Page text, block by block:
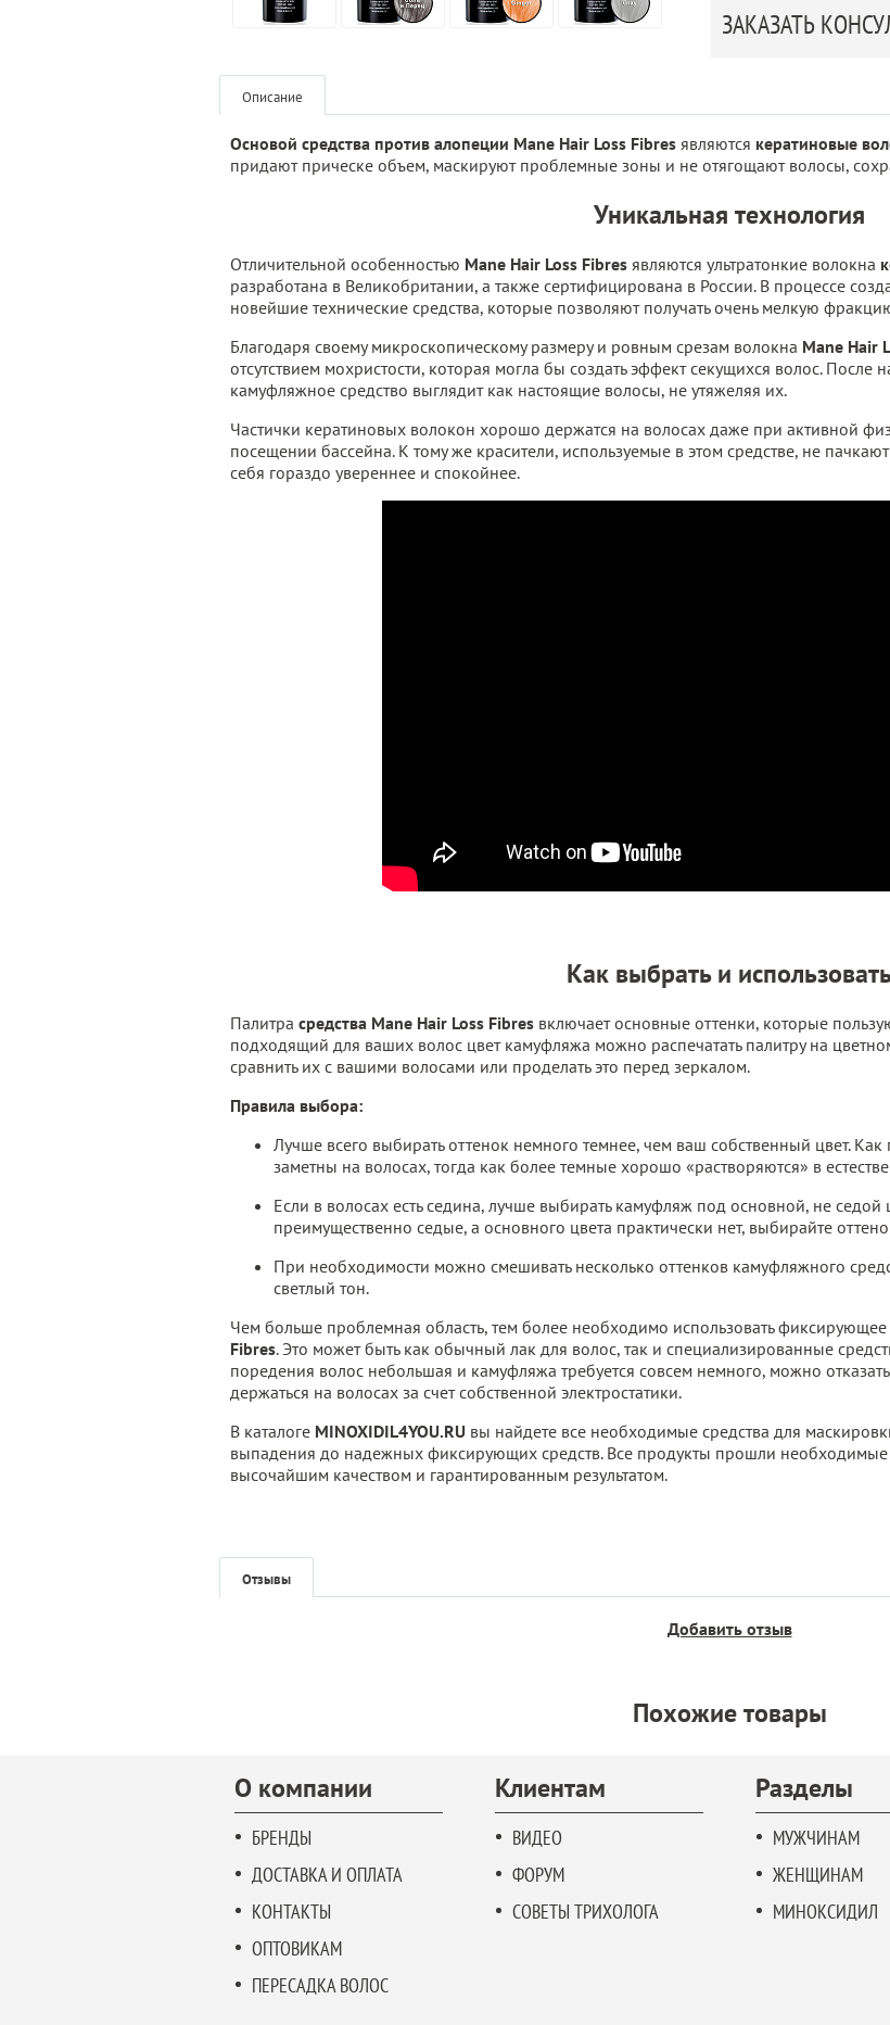
ЗАКАЗАТЬ
Описание
Основой средства против алопеции Mane Hair Loss Fibres являются кератиновые
придают прическе объем, маскируют проблемные зоны и не отягощают волосы,
Уникальная технология
Отличительной особенностью Mane Hair Loss Fibres являются ультратонкие волокна
разработана в Великобритании, а также сертифицирована в России. В процессе
новейшие технические средства, которые позволяют получать очень мелкую
Благодаря своему микроскопическому размеру и ровным срезам волокна Mane Hair
отсутствием мохристости, которая могла бы создать эффект секущихся волос.
камуфляжное средство выглядит как настоящие волосы, не утяжеляя их.
Частички кератиновых волокон хорошо держатся на волосах даже при активной
посещении бассейна. К тому же красители, используемые в этом средстве, не
себя гораздо увереннее и спокойнее.
Как выбрать и
Палитра средства Mane Hair Loss Fibres включает основные оттенки, которые
подходящий для ваших волос цвет камуфляжа можно распечатать палитру на
сравнить их с вашими волосами или проделать это перед зеркалом.
Правила выбора:
Лучше всего выбирать оттенок немного темнее, чем ваш собственный цвет.
заметны на волосах, тогда как более темные хорошо «растворяются» в
Если в волосах есть седина, лучше выбирать камуфляж под основной, не седой
преимущественно седые, а основного цвета практически нет, выбирайте
При необходимости можно смешивать несколько оттенков камуфляжного
светлый тон.
Чем больше проблемная область, тем более необходимо использовать фиксирующее
Fibres. Это может быть как обычный лак для волос, так и специализированные
поредения волос небольшая и камуфляжа требуется совсем немного, можно
держаться на волосах за счет собственной электростатики.
В каталоге MINOXIDIL4YOU.RU вы найдете все необходимые средства для
выпадения до надежных фиксирующих средств. Все продукты прошли
высочайшим качеством и гарантированным результатом.
Отзывы
Добавить отзыв
Похожие товары
О компании
БРЕНДЫ
ДОСТАВКА И ОПЛАТА
КОНТАКТЫ
ОПТОВИКАМ
ПЕРЕСАДКА ВОЛОС
Клиентам
ВИДЕО
ФОРУМ
СОВЕТЫ ТРИХОЛОГА
Разделы
МУЖЧИНАМ
ЖЕНЩИНАМ
МИНОКСИДИЛ